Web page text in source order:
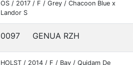
OS / 2017 / F / Grey / Chacoon Blue x
Landor S
0097 GENUA RZH
HOLST / 2014 / F / Bay / Quidam De